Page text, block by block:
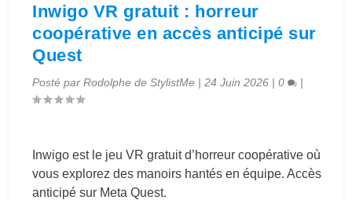
Inwigo VR gratuit : horreur
coopérative en accès anticipé sur
Quest
Posté parRodolphe de StylistMe |24 Juin 2026 |0 |
Inwigo est le jeu VR gratuit d’horreur coopérative où
vous explorez des manoirs hantés en équipe. Accès
anticipé sur Meta Quest.